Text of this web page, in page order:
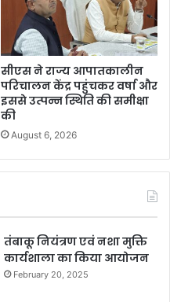
सीएस ने राज्य आपातकालीन
परिचालन केंद्र पहुंचकर वर्षा और
इससे उत्पन्न स्थिति की समीक्षा
की
August 6, 2026
तंबाकू नियंत्रण एवं नशा मुक्ति
कार्यशाला का किया आयोजन
February 20, 2025